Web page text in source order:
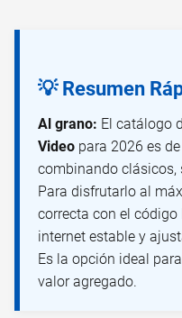
💡 Resumen
Al grano: El catálogo
Video para 2026 es
combinando clásicos,
Para disfrutarlo al
correcta con el código
internet estable y
Es la opción ideal
valor agregado.